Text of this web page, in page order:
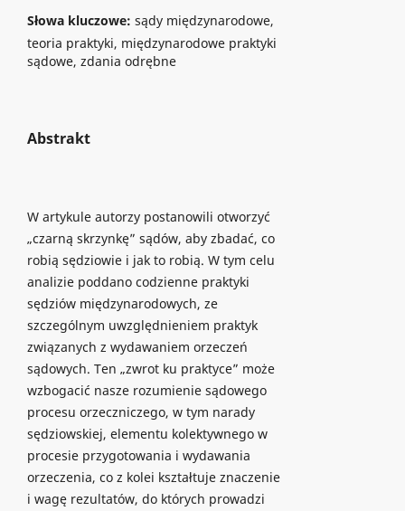
Słowa kluczowe: sądy międzynarodowe,
teoria praktyki, międzynarodowe praktyki
sądowe, zdania odrębne
Abstrakt
W artykule autorzy postanowili otworzyć
„czarną skrzynkę” sądów, aby zbadać, co
robią sędziowie i jak to robią. W tym celu
analizie poddano codzienne praktyki
sędziów międzynarodowych, ze
szczególnym uwzględnieniem praktyk
związanych z wydawaniem orzeczeń
sądowych. Ten „zwrot ku praktyce” może
wzbogacić nasze rozumienie sądowego
procesu orzeczniczego, w tym narady
sędziowskiej, elementu kolektywnego w
procesie przygotowania i wydawania
orzeczenia, co z kolei kształtuje znaczenie
i wagę rezultatów, do których prowadzi